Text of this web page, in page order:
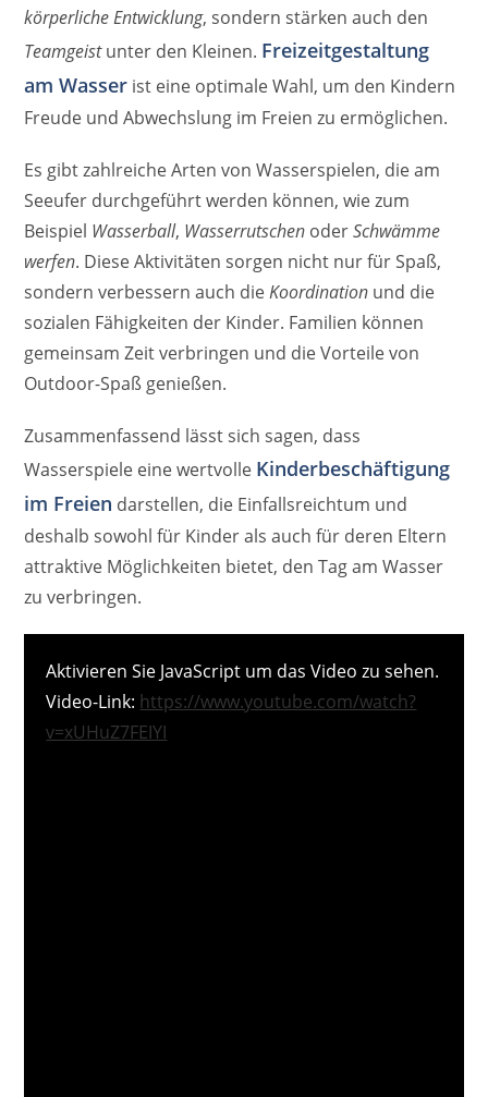
körperliche Entwicklung, sondern stärken auch den
Teamgeistunter den Kleinen. Freizeitgestaltung
am Wasser ist eine optimale Wahl, um den Kindern
Freude und Abwechslung im Freien zu ermöglichen.
Es gibt zahlreiche Arten von Wasserspielen, die am
Seeufer durchgeführt werden können, wie zum
Beispiel Wasserball, Wasserrutschen oderSchwämme
werfen. Diese Aktivitäten sorgen nicht nur für Spaß,
sondern verbessern auch dieKoordination und die
sozialen Fähigkeiten der Kinder. Familien können
gemeinsam Zeit verbringen und die Vorteile von
Outdoor-Spaß genießen.
Zusammenfassend lässt sich sagen, dass
Wasserspiele eine wertvolle Kinderbeschäftigung
im Freien darstellen, die Einfallsreichtum und
deshalb sowohl für Kinder als auch für deren Eltern
attraktive Möglichkeiten bietet, den Tag am Wasser
zu verbringen.
Aktivieren Sie JavaScript um das Video zu sehen.
Video-Link: https://www.youtube.com/watch?
v=xUHuZ7FEIYI